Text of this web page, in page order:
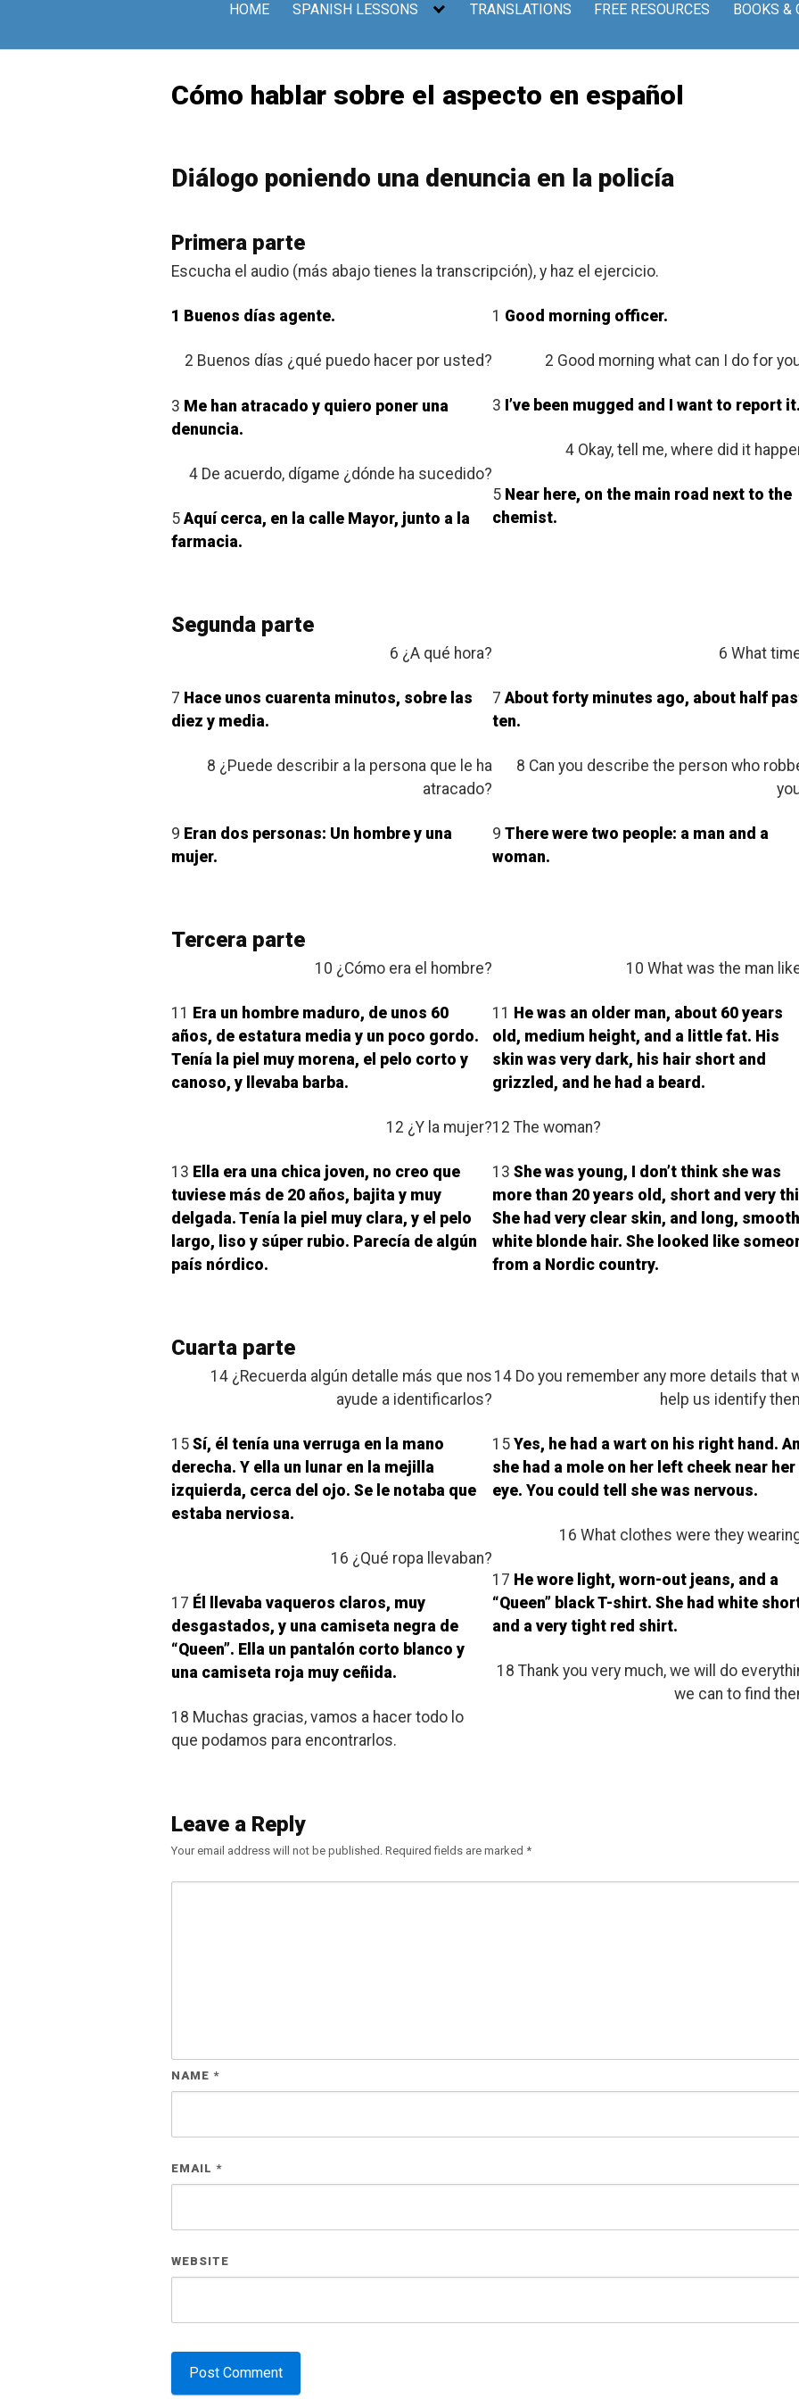
content
HOME SPANISH LESSONS TRANSLATIONS FREE RESOURCES BOOKS &
Cómo hablar sobre el aspecto en español
Diálogo poniendo una denuncia en la policía
Primera parte
Escucha el audio (más abajo tienes la transcripción), y haz el ejercicio.
1 Buenos días agente.
2 Buenos días ¿qué puedo hacer por usted?
3 Me han atracado y quiero poner una
denuncia.
4 De acuerdo, dígame ¿dónde ha sucedido?
5Aquí cerca, en la calle Mayor, junto a la
farmacia.
1 Good morning officer.
2 Good morning what can I do for
3 I’ve been mugged and I want to report it.
4 Okay, tell me, where did it
5 Near here, on the main road next to the
chemist.
Segunda parte
6 ¿A qué hora?
7 Hace unos cuarenta minutos, sobre las
diez y media.
8 ¿Puede describir a la persona que le ha
atracado?
9 Eran dos personas: Un hombre y una
mujer.
6 What
7About forty minutes ago, about half
ten.
8 Can you describe the person who
9 There were two people: a man and a
woman.
Tercera parte
10 ¿Cómo era el hombre?
11 Era un hombre maduro, de unos 60
años, de estatura media y un poco gordo.
Tenía la piel muy morena, el pelo corto y
canoso, y llevaba barba.
12 ¿Y la mujer?
13 Ella era una chica joven, no creo que
tuviese más de 20 años, bajita y muy
delgada. Tenía la piel muy clara, y el pelo
largo, liso y súper rubio. Parecía de algún
país nórdico.
10 What was the man
11 He was an older man, about 60 years
old, medium height, and a little fat. His
skin was very dark, his hair short and
grizzled, and he had a beard.
12 The woman?
13 She was young, I don’t think she was
more than 20 years old, short and very
She had very clear skin, and long,
white blonde hair. She looked like
from a Nordic country.
Cuarta parte
14 ¿Recuerda algún detalle más que nos
ayude a identificarlos?
15 Sí, él tenía una verruga en la mano
derecha. Y ella un lunar en la mejilla
izquierda, cerca del ojo. Se le notaba que
estaba nerviosa.
16 ¿Qué ropa llevaban?
17 Él llevaba vaqueros claros, muy
desgastados, y una camiseta negra de
“Queen”. Ella un pantalón corto blanco y
una camiseta roja muy ceñida.
18 Muchas gracias, vamos a hacer todo lo
que podamos para encontrarlos.
14 Do you remember any more details that
help us identify
15 Yes, he had a wart on his right hand.
she had a mole on her left cheek near her
eye. You could tell she was nervous.
16 What clothes were they
17 He wore light, worn-out jeans, and a
“Queen” black T-shirt. She had white
and a very tight red shirt.
18 Thank you very much, we will do
we can to find
Leave a Reply
Your email address will not be published. Required fields are marked *
NAME *
EMAIL *
WEBSITE